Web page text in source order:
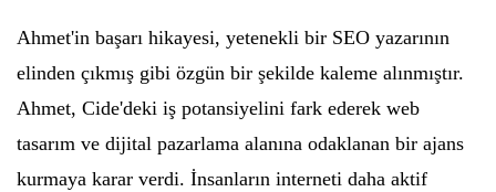
Ahmet'in başarı hikayesi, yetenekli bir SEO yazarının
elinden çıkmış gibi özgün bir şekilde kaleme alınmıştır.
Ahmet, Cide'deki iş potansiyelini fark ederek web
tasarım ve dijital pazarlama alanına odaklanan bir ajans
kurmaya karar verdi. İnsanların interneti daha aktif